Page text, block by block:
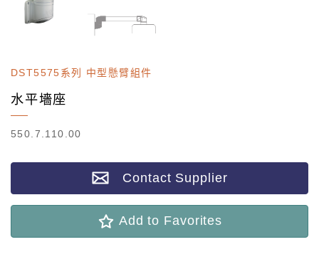
DST5575系列 中型懸臂組件
水平墻座
550.7.110.00
Contact Supplier
Add to Favorites